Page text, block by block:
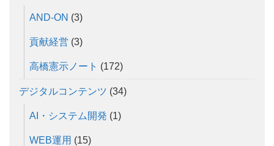
AND-ON (3)
貢献経営 (3)
高橋憲示ノート (172)
デジタルコンテンツ (34)
AI・システム開発 (1)
WEB運用 (15)